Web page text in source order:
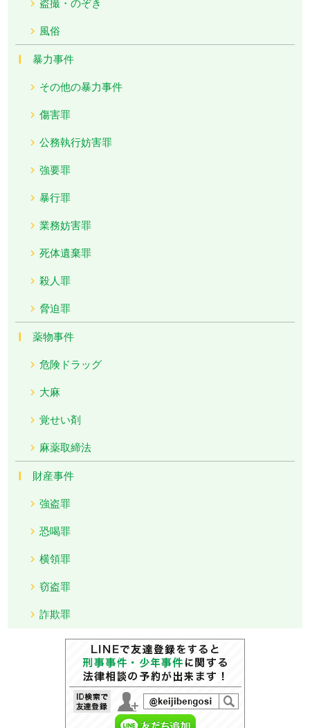
風俗
暴力事件
その他の暴力事件
傷害罪
公務執行妨害罪
強要罪
暴行罪
業務妨害罪
死体遺棄罪
殺人罪
脅迫罪
薬物事件
危険ドラッグ
大麻
覚せい剤
麻薬取締法
財産事件
強盗罪
恐喝罪
横領罪
窃盗罪
詐欺罪